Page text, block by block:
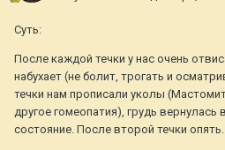
Суть:
После каждой течки у нас очень
набухает (не болит, трогать и
течки нам прописали уколы
другое гомеопатия), грудь
состояние. После второй течки